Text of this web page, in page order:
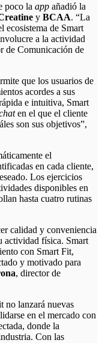
poco la app añadió la
y BCAA. “La
ecosistema de Smart
a la actividad
de Comunicación de
que los usuarios de
acordes a sus
e intuitiva, Smart
en el que el cliente
son sus objetivos”,
el
en cada cliente,
Los ejercicios
disponibles en
hasta cuatro rutinas
calidad y conveniencia
actividad física. Smart
con Smart Fit,
y motivado para
, director de
no lanzará nuevas
en el mercado con
donde la
Con las